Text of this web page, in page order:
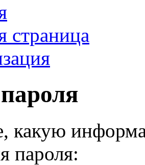
страница
какую
пароля: